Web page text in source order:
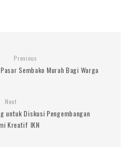
Previous
Sembako Murah Bagi Warga
Next
untuk Diskusi Pengembangan
Kreatif IKN